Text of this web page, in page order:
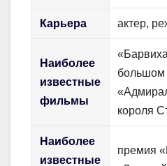
Карьера актер,
Наиболее
известные
фильмы
большом
короля
Наиболее
известные
премия